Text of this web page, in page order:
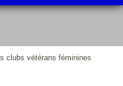
clubs vétérans féminines